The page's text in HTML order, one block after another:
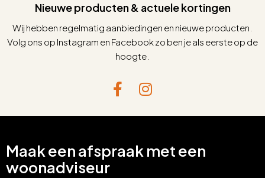
Nieuwe producten & actuele kortingen
Wij hebben regelmatig aanbiedingen en nieuwe producten.
Volg ons op Instagram en Facebook zo ben je als eerste op de
hoogte.
Maak een afspraak met een
woonadviseur